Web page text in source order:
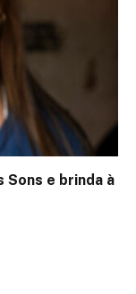
Sons e brinda à